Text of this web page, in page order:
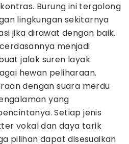
Burung ini tergolong
lingkungan sekitarnya
jika dirawat dengan baik.
menjadi
jalak suren layak
hewan peliharaan.
dengan suara merdu
yang
Setiap jenis
vokal dan daya tarik
pilihan dapat disesuaikan